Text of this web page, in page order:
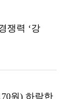
쟁력 ‘강
원) 하락한